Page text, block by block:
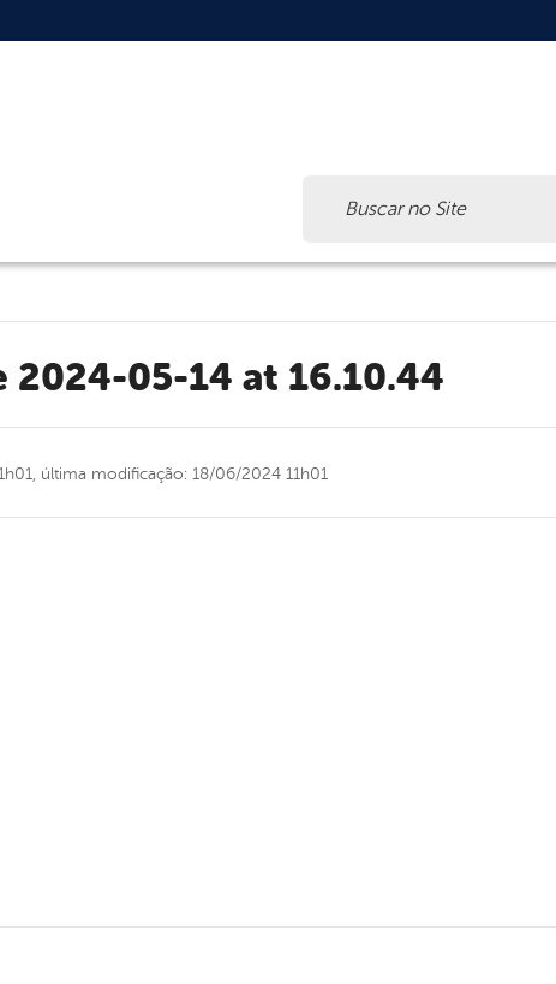
2024-05-14 at 16.10.44
última modificação: 18/06/2024 11h01